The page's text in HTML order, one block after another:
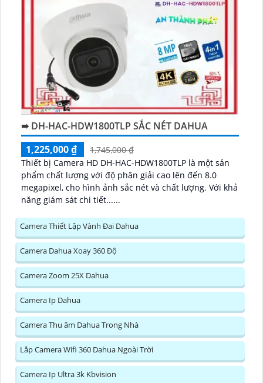
➠ DH-HAC-HDW1800TLP SẮC NÉT DAHUA
1,225,000 ₫
1,745,000 ₫
Thiết bị Camera HD DH-HAC-HDW1800TLP là một sản
phẩm chất lượng với độ phân giải cao lên đến 8.0
megapixel, cho hình ảnh sắc nét và chất lượng. Với khả
năng giám sát chi tiết......
Camera Thiết Lập Vành Đai Dahua
Camera Dahua Xoay 360 Độ
Camera Zoom 25X Dahua
Camera Ip Dahua
Camera Thu âm Dahua Trong Nhà
Lắp Camera Wifi 360 Dahua Ngoài Trời
Camera Ip Ultra 3k Kbvision